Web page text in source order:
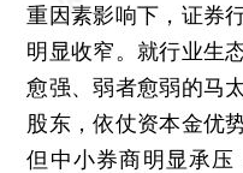
重因素影响下，证券
明显收窄。就行业生
愈强、弱者愈弱的马
股东，依仗资本金优
但中小券商明显承